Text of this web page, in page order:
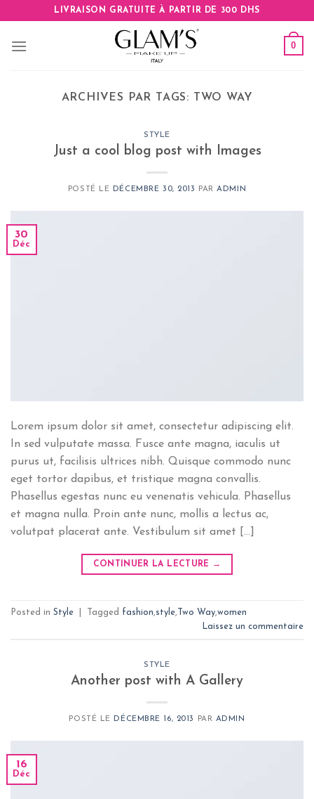
content
LIVRAISON GRATUITE À PARTIR DE 300 DHS
0
ARCHIVES PAR TAGS: TWO WAY
STYLE
Just a cool blog post with Images
POSTÉ LE DÉCEMBRE 30, 2013 PARADMIN
30
Déc
Lorem ipsum dolor sit amet, consectetur adipiscing elit.
In sed vulputate massa. Fusce ante magna, iaculis ut
purus ut, facilisis ultrices nibh. Quisque commodo nunc
eget tortor dapibus, et tristique magna convallis.
Phasellus egestas nunc eu venenatis vehicula. Phasellus
et magna nulla. Proin ante nunc, mollis a lectus ac,
volutpat placerat ante. Vestibulum sit amet […]
CONTINUER LA LECTURE →
Posted in Style Tagged fashion,style, Two Way,women
Laissez un commentaire
STYLE
Another post with A Gallery
POSTÉ LE DÉCEMBRE 16, 2013 PAR ADMIN
16
Déc